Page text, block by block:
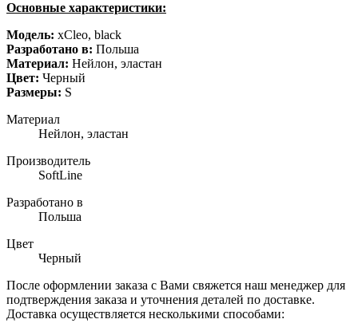
Основные характеристики:
Модель: xCleo, black
Разработано в: Польша
Материал: Нейлон, эластан
Цвет: Черный
Размеры: S
Материал
Нейлон, эластан
Производитель
SoftLine
Разработано в
Польша
Цвет
Черный
После оформлении заказа с Вами свяжется наш менеджер для
подтверждения заказа и уточнения деталей по доставке.
Доставка осуществляется несколькими способами: